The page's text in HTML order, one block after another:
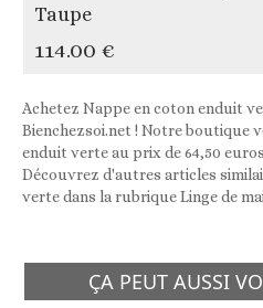
Taupe
114.00 €
Achetez Nappe en coton enduit
Bienchezsoi.net ! Notre boutique
enduit verte au prix de 64,50
Découvrez d'autres articles
verte dans la rubrique Linge de
ÇA PEUT AUSSI